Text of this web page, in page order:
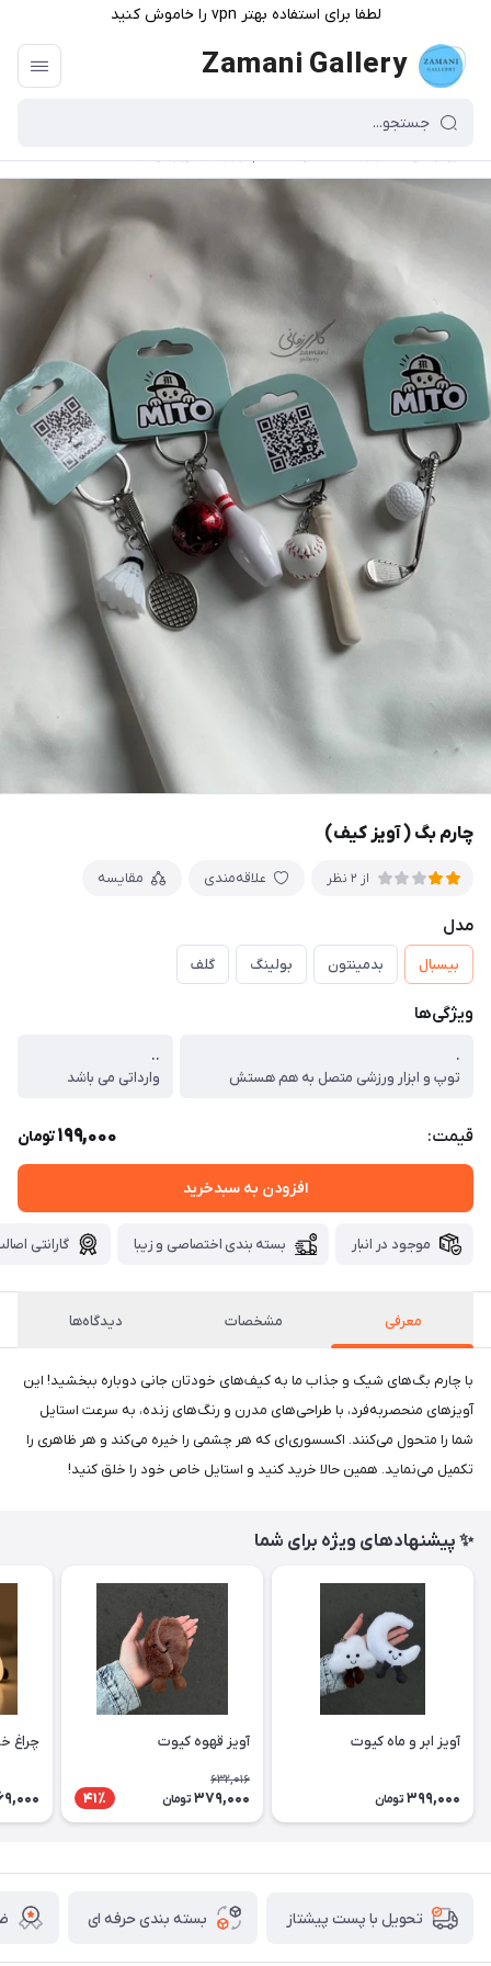
لطفا برای استفاده بهتر vpn را خاموش کنید
Zamani Gallery
چارم بگ ( آویز کیف)
از 2 نظر علاقه‌مندی مقایسه
مدل
بیسبال بدمینتون بولینگ گلف
ویژگی‌ها
.
توپ و ابزار ورزشی متصل به هم هستش
..
وارداتی می باشد
قیمت: 199,000تومان
افزودن به سبدخرید
موجود در انبار بسته بندی اختصاصی و زیبا گارانتی
معرفی مشخصات دیدگاه‌ها
با چارم بگ‌های شیک و جذاب ما به کیف‌های خودتان جانی دوباره ببخشید! این
آویزهای منحصر‌به‌فرد، با طراحی‌های مدرن و رنگ‌های زنده، به سرعت استایل
شما را متحول می‌کنند. اکسسوری‌ای که هر چشمی را خیره می‌کند و هر ظاهری را
تکمیل می‌نماید. همین حالا خرید کنید و استایل خاص خود را خلق کنید!
✨ پیشنهادهای ویژه برای شما
آویز ابر و ماه کیوت
399,000 تومان
آویز قهوه کیوت
632,016
379,000 تومان 41٪
چراغ
تحویل با پست پیشتاز بسته بندی حرفه ای